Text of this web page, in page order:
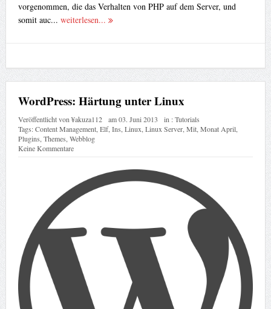
vorgenommen, die das Verhalten von PHP auf dem Server, und
somit auc... weiterlesen...
WordPress: Härtung unter Linux
Veröffentlicht von¥akuza112 am03. Juni 2013 in :Tutorials
Tags:Content Management, Elf, Ins Linux Linux Server, Mit, Monat April,
Plugins Themes Webblog
Keine Kommentare